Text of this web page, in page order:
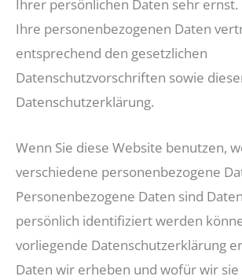
Ihrer persönlichen Daten sehr
Ihre personenbezogenen Daten
entsprechend den gesetzlichen
Datenschutzvorschriften sowie
Datenschutzerklärung.
Wenn Sie diese Website benutzen,
verschiedene personenbezogene
Personenbezogene Daten sind
persönlich identifiziert werden
vorliegende Datenschutzerklärung
Daten wir erheben und wofür wir sie